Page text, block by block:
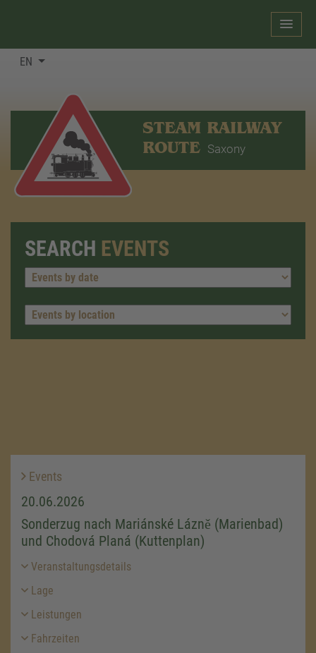
EN
STEAM RAILWAY
ROUTE Saxony
SEARCH EVENTS
Events
20.06.2026
Sonderzug nach Mariánské Lázně (Marienbad)
und Chodová Planá (Kuttenplan)
Veranstaltungsdetails
Lage
Leistungen
Fahrzeiten